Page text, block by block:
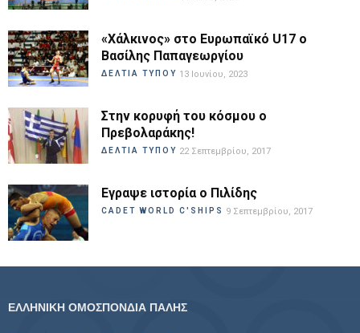
«Χάλκινος» στο Ευρωπαϊκό U17 ο
Βασίλης Παπαγεωργίου
ΔΕΛΤΙΑ ΤΥΠΟΥ 13 Ιουνίου, 2023
Στην κορυφή του κόσμου ο
Πρεβολαράκης!
ΔΕΛΤΙΑ ΤΥΠΟΥ 22 Σεπτεμβρίου, 2017
Εγραψε ιστορία ο Πιλίδης
CADET WORLD C'SHIPS 9 Σεπτεμβρίου, 2017
ΕΛΛΗΝΙΚΗ ΟΜΟΣΠΟΝΔΙΑ ΠΑΛΗΣ